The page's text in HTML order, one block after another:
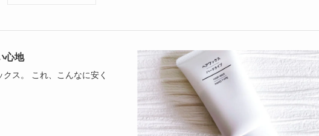
心地
ス。 これ、こんなに安く